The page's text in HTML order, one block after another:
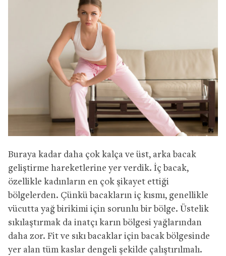
Buraya kadar daha çok kalça ve üst, arka bacak
geliştirme hareketlerine yer verdik. İç bacak,
özellikle kadınların en çok şikayet ettiği
bölgelerden. Çünkü bacakların iç kısmı, genellikle
vücutta yağ birikimi için sorunlu bir bölge. Üstelik
sıkılaştırmak da inatçı karın bölgesi yağlarından
daha zor. Fit ve sıkı bacaklar için bacak bölgesinde
yer alan tüm kaslar dengeli şekilde çalıştırılmalı.